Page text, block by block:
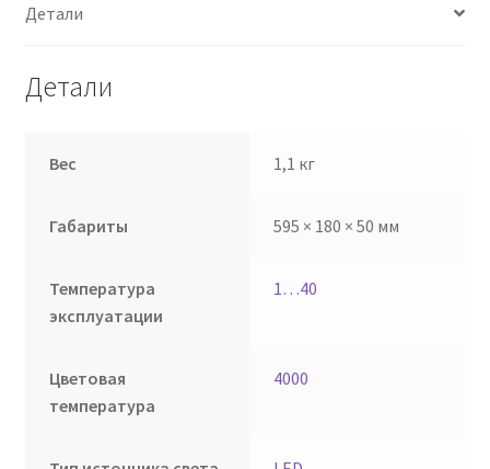
Детали
Детали
Вес 1,1 кг
Габариты 595 × 180 × 50 мм
Температура
эксплуатации
1…40
Цветовая
температура
4000